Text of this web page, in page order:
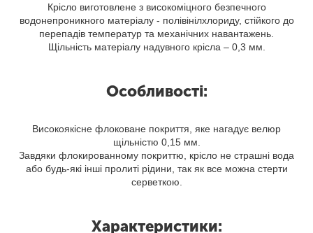
Крісло виготовлене з високоміцного безпечного
водонепроникного матеріалу - полівінілхлориду, стійкого до
перепадів температур та механічних навантажень.
Щільність матеріалу надувного крісла – 0,3 мм.
Особливості:
Високоякісне флоковане покриття, яке нагадує велюр
щільністю 0,15 мм.
Завдяки флокированному покриттю, крісло не страшні вода
або будь-які інші пролиті рідини, так як все можна стерти
серветкою.
Характеристики: